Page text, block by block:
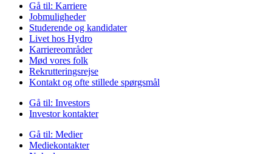
Gå til: Karriere
Jobmuligheder
Studerende og kandidater
Livet hos Hydro
Karriereområder
Mød vores folk
Rekrutteringsrejse
Kontakt og ofte stillede spørgsmål
Gå til: Investors
Investor kontakter
Gå til: Medier
Mediekontakter